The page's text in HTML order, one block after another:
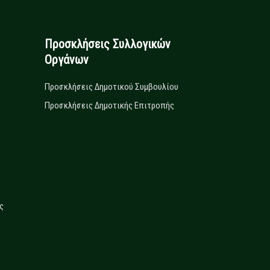
Προσκλήσεις Συλλογικών
Οργάνων
Προσκλήσεις Δημοτικού Συμβουλίου
Προσκλήσεις Δημοτικής Επιτροπής